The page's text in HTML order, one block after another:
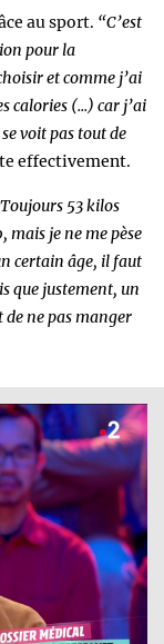
au sport. “C’est
pour la
et comme j’ai
calories (...) car j’ai
voit pas tout de
effectivement.
53 kilos
mais je ne me pèse
certain âge, il faut
que justement, un
de ne pas manger